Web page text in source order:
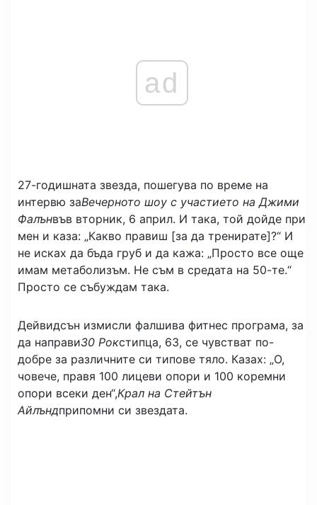
ad
27-годишната звезда, пошегува по време на
интервю заВечерното шоу с участието на Джими
Фалънвъв вторник, 6 април. И така, той дойде при
мен и каза: „Какво правиш [за да тренирате]?“ И
не исках да бъда груб и да кажа: „Просто все още
имам метаболизъм. Не съм в средата на 50-те.“
Просто се събуждам така.
Дейвидсън измисли фалшива фитнес програма, за
да направи30 Рокстипца, 63, се чувстват по-
добре за различните си типове тяло. Казах: „О,
човече, правя 100 лицеви опори и 100 коремни
опори всеки ден“,Крал на Стейтън
Айлъндприпомни си звездата.